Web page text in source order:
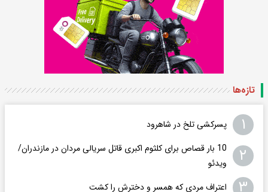
تازه‌ها
۱ پسرکشی تلخ در شاهرود
۲
10 بار قصاص برای کلثوم اکبری قاتل سریالی مردان در مازندران/
ویدئو
اعتراف مردی که همسر و دخترش را کشت